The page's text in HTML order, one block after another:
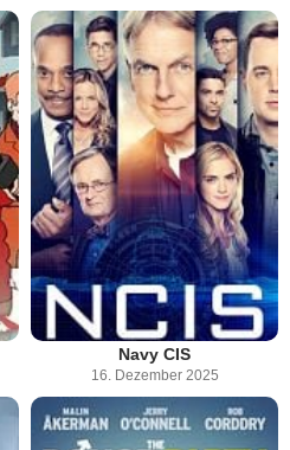
Navy CIS
16. Dezember 2025